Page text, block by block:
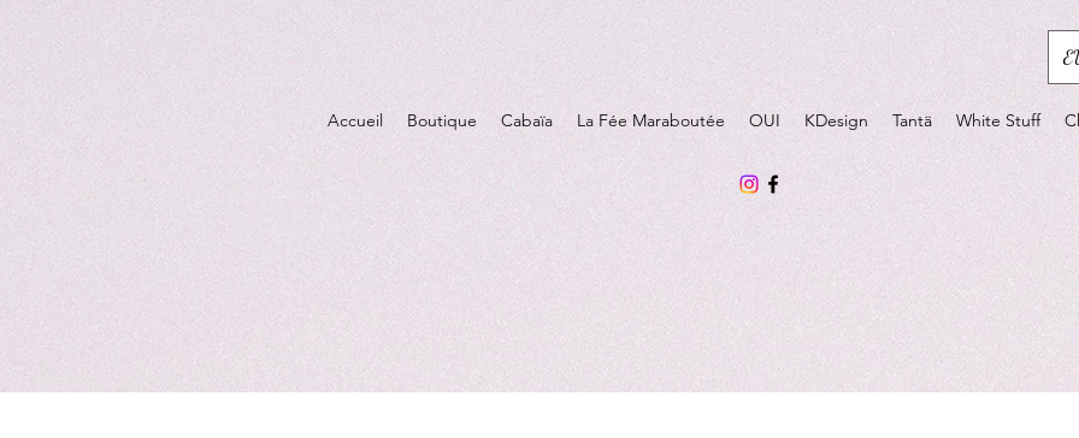
Accueil Boutique Cabaïa La Fée Maraboutée OUI KDesign Tantä White Stuff